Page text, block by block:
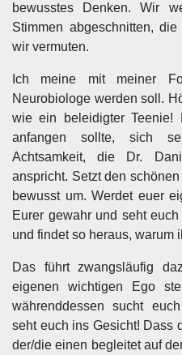
bewusstes Denken. Wir
Stimmen abgeschnitten,
wir vermuten.
Ich meine mit meiner
Neurobiologe werden soll.
wie ein beleidigter
anfangen sollte, sich
Achtsamkeit, die Dr.
anspricht. Setzt den
bewusst um. Werdet euer
Eurer gewahr und seht
und findet so heraus, warum
Das führt zwangsläufig
eigenen wichtigen Ego
währenddessen sucht
seht euch ins Gesicht! Dass
der/die einen begleitet auf